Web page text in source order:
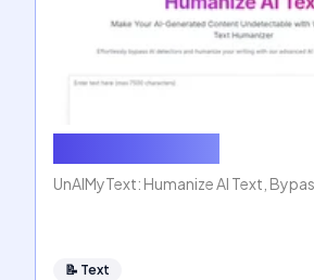
UnAIMyText: Humanize AI Text,
📝 Text